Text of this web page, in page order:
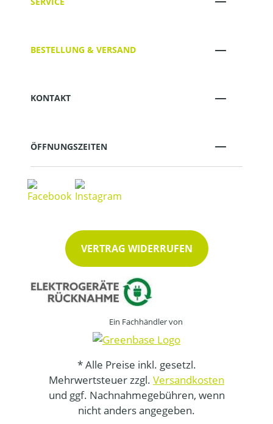
BESTELLUNG & VERSAND
KONTAKT
ÖFFNUNGSZEITEN
VERTRAG WIDERRUFEN
Ein Fachhändler von
* Alle Preise inkl. gesetzl.
Mehrwertsteuer zzgl. Versandkosten
und ggf. Nachnahmegebühren, wenn
nicht anders angegeben.